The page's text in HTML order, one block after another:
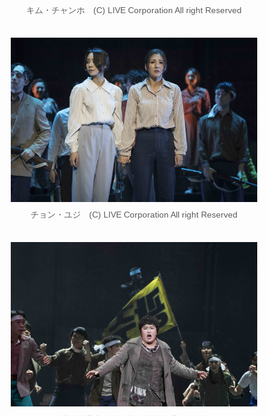
キム・チャンホ (C) LIVE Corporation All right Reserved
チョン・ユジ (C) LIVE Corporation All right Reserved